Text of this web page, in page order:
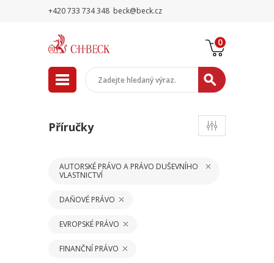
+420 733 734 348 beck@beck.cz
0
Příručky
AUTORSKÉ PRÁVO A PRÁVO DUŠEVNÍHO
VLASTNICTVÍ
DAŇOVÉ PRÁVO
EVROPSKÉ PRÁVO
FINANČNÍ PRÁVO